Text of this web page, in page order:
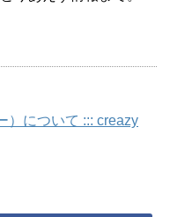
）について ::: creazy